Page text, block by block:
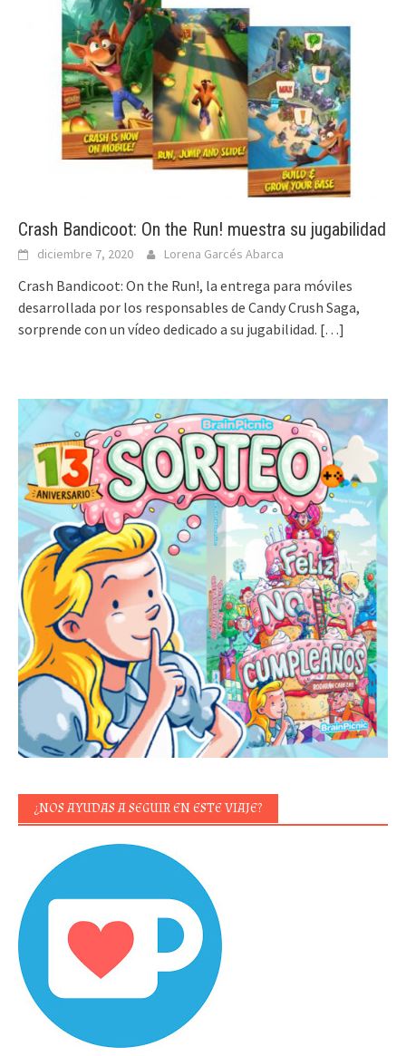
Crash Bandicoot: On the Run! muestra su jugabilidad
diciembre 7, 2020 Lorena Garcés Abarca
Crash Bandicoot: On the Run!, la entrega para móviles
desarrollada por los responsables de Candy Crush Saga,
sorprende con un vídeo dedicado a su jugabilidad. […]
¿NOS AYUDAS A SEGUIR EN ESTE VIAJE?